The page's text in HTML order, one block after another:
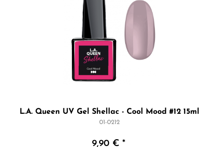
L.A. Queen UV Gel Shellac - Cool Mood #12 15ml
01-0212
9,90 € *